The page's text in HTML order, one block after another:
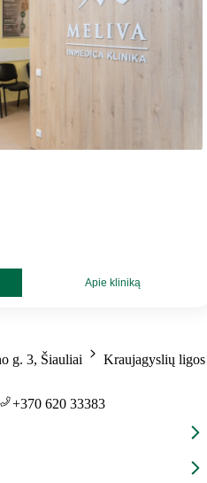
Apie kliniką
g. 3, Šiauliai
Kraujagyslių ligos
+370 620 33383